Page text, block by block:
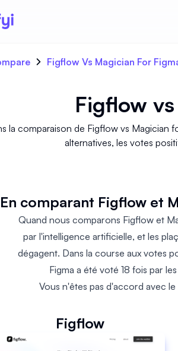
Figflow Vs Magician For
Figflow vs
la comparaison de Figflow vs Magician
alternatives, les votes
En comparant Figflow et
Quand nous comparons Figflow et
par l'intelligence artificielle, et les
dégagent. Dans la course aux votes
Figma a été voté 18 fois par
Vous n'êtes pas d'accord avec
Figflow